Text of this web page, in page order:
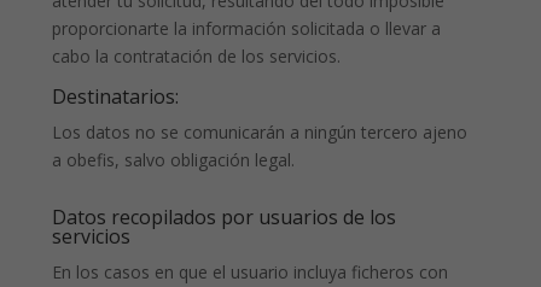
proporcionarte la información solicitada o llevar a
cabo la contratación de los servicios.
Destinatarios:
Los datos no se comunicarán a ningún tercero ajeno
a obefis, salvo obligación legal.
Datos recopilados por usuarios de los
servicios
En los casos en que el usuario incluya ficheros con